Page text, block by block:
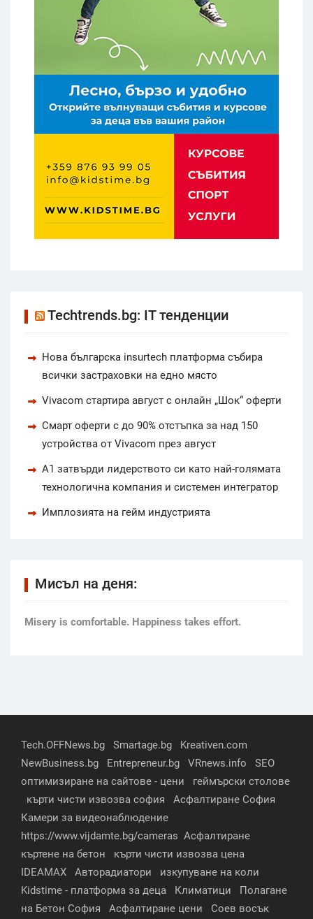
Techtrends.bg: IT тенденции
Нова българска insurtech платформа събира
всички застраховки на едно място
Vivacom стартира август с онлайн „Шок“ оферти
Смарт оферти с до 90% отстъпка за над 150
устройства от Vivacom през август
А1 затвърди лидерството си като най-голямата
технологична компания и системен интегратор
Имплозията на гейм индустрията
Мисъл на деня:
Мisery is comfortable. Happiness takes effort.
Tech.OFFNews.bg Smartage.bg
Kreativen.com
NewBusiness.bg
Entrepreneur.bg VRnews.info
SEO
оптимизиране на сайтове - цени
геймърски столове
кърти чисти извозва софия
Асфалтиране София
Камери за видеонаблюдение
https://www.vijdamte.bg/cameras Асфалтиране
къртене на бетон
кърти чисти извозва цена
IDEAMAX
Авторадиатори
изкупуване на коли
Kidstime - платформа за деца
Климатици
Полагане
на Бетон София
Асфалтиране цени Соев восък